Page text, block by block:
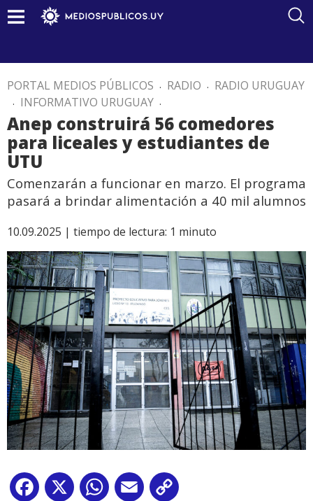
PORTAL MEDIOS PÚBLICOS . RADIO . RADIO URUGUAY
. INFORMATIVO URUGUAY .
Anep construirá 56 comedores
para liceales y estudiantes de
UTU
Comenzarán a funcionar en marzo. El programa
pasará a brindar alimentación a 40 mil alumnos
10.09.2025 | tiempo de lectura: 1 minuto
Facebook
X WhatsApp
Email